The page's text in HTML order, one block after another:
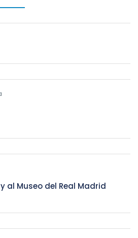
al Museo del Real Madrid